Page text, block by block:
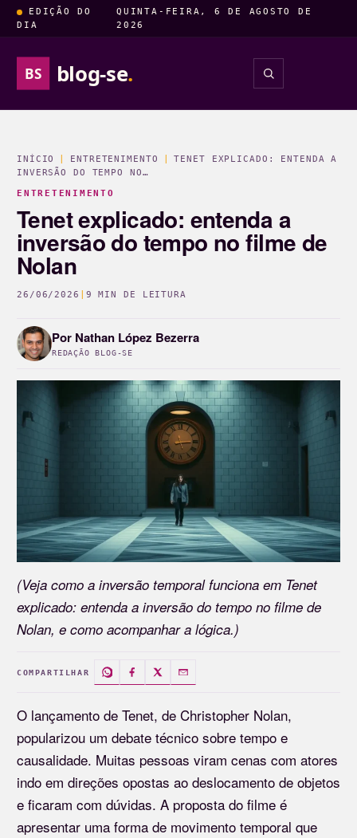
EDIÇÃO DO
DIA
QUINTA-FEIRA, 6 DE AGOSTO DE
2026
BS blog-se.
INÍCIO ENTRETENIMENTO
TENET EXPLICADO: ENTENDA A
INVERSÃO DO TEMPO NO…
ENTRETENIMENTO
Tenet explicado: entenda a
inversão do tempo no filme de
Nolan
26/06/2026 9 MIN DE LEITURA
Por Nathan López Bezerra
REDAÇÃO BLOG-SE
(Veja como a inversão temporal funciona em Tenet
explicado: entenda a inversão do tempo no filme de
Nolan, e como acompanhar a lógica.)
COMPARTILHAR
O lançamento de Tenet, de Christopher Nolan,
popularizou um debate técnico sobre tempo e
causalidade. Muitas pessoas viram cenas com atores
indo em direções opostas ao deslocamento de objetos
e ficaram com dúvidas. A proposta do filme é
apresentar uma forma de movimento temporal que